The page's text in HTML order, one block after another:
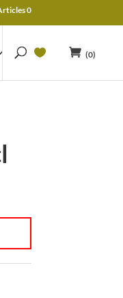
0
(0)